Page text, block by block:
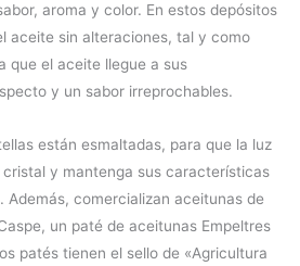
aroma y color. En estos depósitos
aceite sin alteraciones, tal y como
que el aceite llegue a sus
y un sabor irreprochables.
están esmaltadas, para que la luz
y mantenga sus características
comercializan aceitunas de
un paté de aceitunas Empeltres
patés tienen el sello de «Agricultura